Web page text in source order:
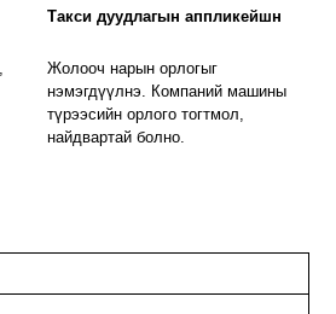
Такси дуудлагын аппликейшн
Жолооч нарын орлогыг
нэмэгдүүлнэ. Компаний машины
түрээсийн орлого тогтмол,
найдвартай болно.